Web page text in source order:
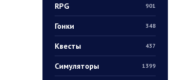
RPG 901
Гонки 348
Квесты 437
Симуляторы 1399